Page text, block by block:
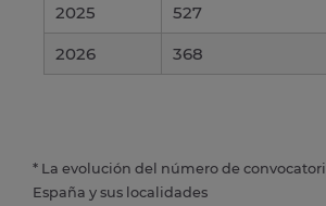
2025
527
2026
368
* La evolución del número de
España y sus localidades